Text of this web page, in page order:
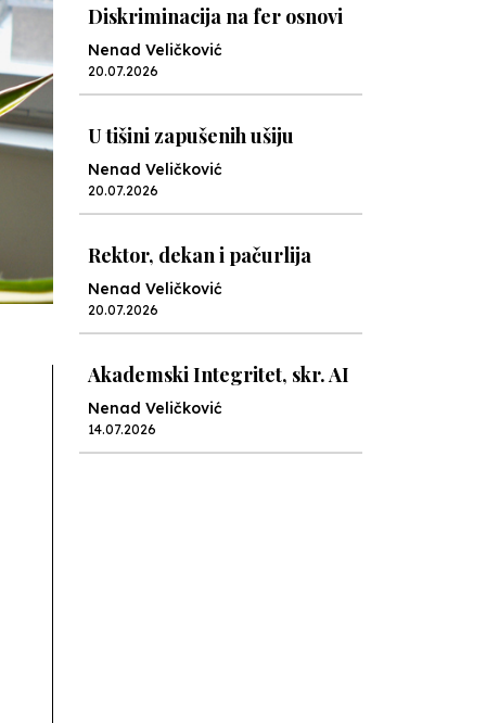
Diskriminacija na fer osnovi
Nenad Veličković
20.07.2026
U tišini zapušenih ušiju
Nenad Veličković
20.07.2026
Rektor, dekan i pačurlija
Nenad Veličković
20.07.2026
Akademski Integritet, skr. AI
Nenad Veličković
14.07.2026